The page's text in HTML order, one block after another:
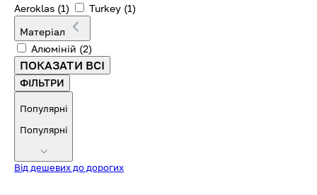
Aeroklas (1) Turkey (1)
Матеріал
Алюміній (2)
ПОКАЗАТИ ВСІ
ФІЛЬТРИ
Популярні
Популярні
Від дешевих до дорогих